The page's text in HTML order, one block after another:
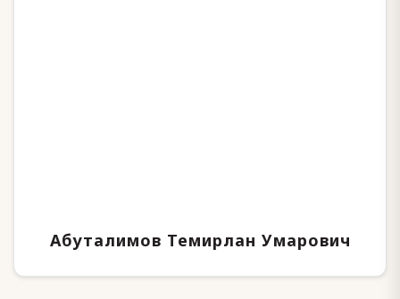
Абуталимов Темирлан Умарович